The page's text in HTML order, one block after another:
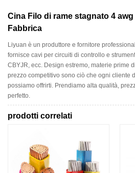
Cina Filo di rame stagnato 4
Fabbrica
Liyuan è un produttore e fornitore
fornisce cavi per circuiti di controllo e
CBYJR, ecc. Design estremo, materie prime
prezzo competitivo sono ciò che ogni cliente
possiamo offrirti. Prendiamo alta qualità,
perfetto.
prodotti correlati